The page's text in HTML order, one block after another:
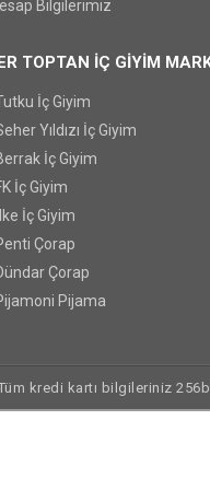
Bilgilerimiz
TOPTAN İÇ GİYİM
İç Giyim
Yıldızı İç Giyim
İç Giyim
İç Giyim
İç Giyim
Çorap
Çorap
Pijama
kredi kartı bilgileriniz